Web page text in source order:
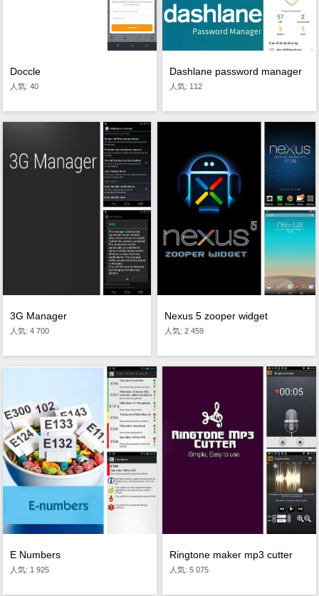
Doccle
人気: 40
Dashlane password manager
人気: 112
3G Manager
人気: 4 700
Nexus 5 zooper widget
人気: 2 459
E Numbers
人気: 1 925
Ringtone maker mp3 cutter
人気: 5 075